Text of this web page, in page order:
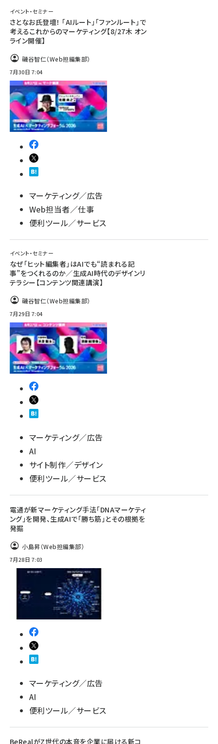
イベント・セミナー
さとなお氏登壇！ 「AIルート」「ファンルート」で
考えるこれからのマーケティング【8/27木 オン
ライン開催】
磯谷智仁（Web担編集部）
7月30日 7:04
マーケティング／広告
Web担当者／仕事
便利ツール／サービス
イベント・セミナー
なぜ「ヒット編集者」はAIでも“読まれる記
事”をつくれるのか／生成AI時代のデザインリ
テラシー【コンテンツ関連講演】
磯谷智仁（Web担編集部）
7月29日 7:04
マーケティング／広告
AI
サイト制作／デザイン
便利ツール／サービス
電通が新マーケティング手法「DNAマーケティ
ング」を開発、生成AIで「勝ち筋」とその根拠を
発掘
小島昇（Web担編集部）
7月28日 7:03
マーケティング／広告
AI
便利ツール／サービス
BeRealがZ世代の本音を企業に届ける新コ